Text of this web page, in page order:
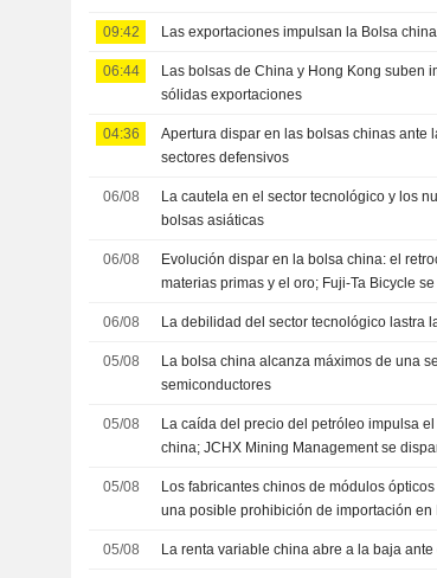
09:42 Las exportaciones impulsan la Bolsa
06:44
Las bolsas de China y Hong Kong suben
sólidas exportaciones
04:36
Apertura dispar en las bolsas chinas ante
sectores defensivos
06/08
La cautela en el sector tecnológico y los
bolsas asiáticas
06/08
Evolución dispar en la bolsa china: el
materias primas y el oro; Fuji-Ta Bicycle
06/08 La debilidad del sector tecnológico lastra
05/08
La bolsa china alcanza máximos de una
semiconductores
05/08
La caída del precio del petróleo impulsa
china; JCHX Mining Management se
05/08
Los fabricantes chinos de módulos
una posible prohibición de importación en
05/08 La renta variable china abre a la baja